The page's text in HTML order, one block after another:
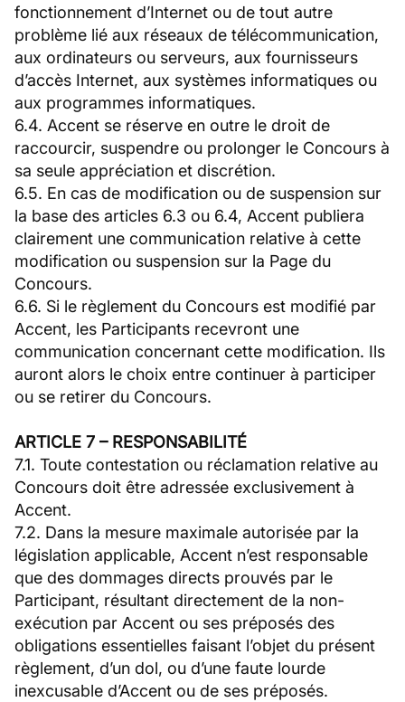
fonctionnement d’Internet ou de tout autre
problème lié aux réseaux de télécommunication,
aux ordinateurs ou serveurs, aux fournisseurs
d’accès Internet, aux systèmes informatiques ou
aux programmes informatiques.
6.4. Accent se réserve en outre le droit de
raccourcir, suspendre ou prolonger le Concours à
sa seule appréciation et discrétion.
6.5. En cas de modification ou de suspension sur
la base des articles 6.3 ou 6.4, Accent publiera
clairement une communication relative à cette
modification ou suspension sur la Page du
Concours.
6.6. Si le règlement du Concours est modifié par
Accent, les Participants recevront une
communication concernant cette modification. Ils
auront alors le choix entre continuer à participer
ou se retirer du Concours.
ARTICLE 7 – RESPONSABILITÉ
7.1. Toute contestation ou réclamation relative au
Concours doit être adressée exclusivement à
Accent.
7.2. Dans la mesure maximale autorisée par la
législation applicable, Accent n’est responsable
que des dommages directs prouvés par le
Participant, résultant directement de la non-
exécution par Accent ou ses préposés des
obligations essentielles faisant l’objet du présent
règlement, d’un dol, ou d’une faute lourde
inexcusable d’Accent ou de ses préposés.